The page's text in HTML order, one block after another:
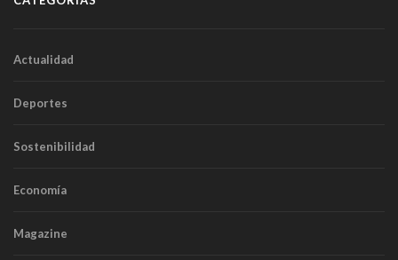
Actualidad
Deportes
Sostenibilidad
Economía
Magazine